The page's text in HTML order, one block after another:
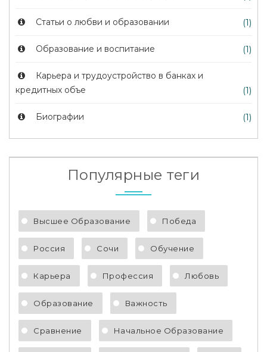
Статьи о любви и образовании (1)
Образование и воспитание (1)
Карьера и трудоустройство в банках и
кредитных объе
(1)
Биографии (1)
Популярные теги
Высшее Образование Победа
Россия Сочи Обучение
Карьера Профессия Любовь
Образование Важность
Сравнение Начальное Образование